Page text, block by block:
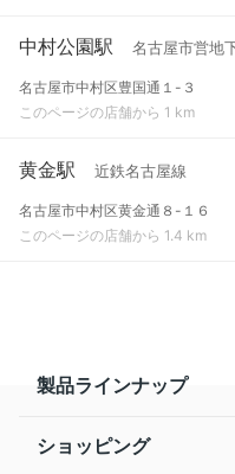
中村公園駅 名古屋市営地
名古屋市中村区豊国通１-３
このページの店舗から 1 km
黄金駅 近鉄名古屋線
名古屋市中村区黄金通８-１６
このページの店舗から 1.4 km
製品ラインナップ
ショッピング